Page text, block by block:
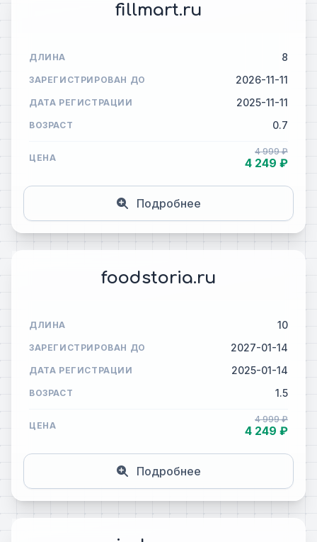
fillmart.ru
ДЛИНА 8
ЗАРЕГИСТРИРОВАН ДО 2026-11-11
ДАТА РЕГИСТРАЦИИ 2025-11-11
ВОЗРАСТ 0.7
ЦЕНА
4 999 ₽
4 249 ₽
Подробнее
foodstoria.ru
ДЛИНА 10
ЗАРЕГИСТРИРОВАН ДО 2027-01-14
ДАТА РЕГИСТРАЦИИ 2025-01-14
ВОЗРАСТ 1.5
ЦЕНА
4 999 ₽
4 249 ₽
Подробнее